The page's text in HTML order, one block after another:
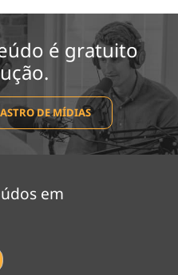
é gratuito
DE MÍDIAS
em